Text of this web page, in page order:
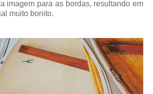
imagem para as bordas, resultando em
muito bonito.